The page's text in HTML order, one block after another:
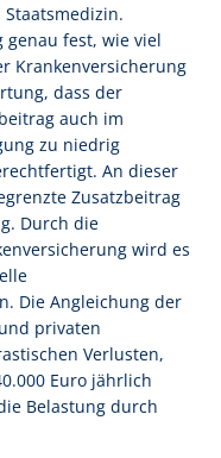
fest, wie viel
Krankenversicherung
dass der
auch im
zu niedrig
An dieser
Zusatzbeitrag
Durch die
wird es
Die Angleichung der
privaten
Verlusten,
Euro jährlich
Belastung durch